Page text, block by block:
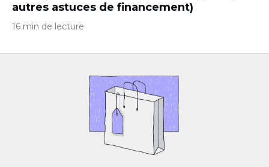
autres astuces de financement)
16 min de lecture